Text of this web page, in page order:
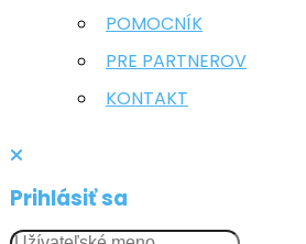
POMOCNÍK
PRE PARTNEROV
KONTAKT
Prihlásiť sa